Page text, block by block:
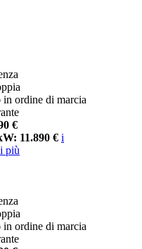
in ordine di marcia
€
11.890 € i
più
in ordine di marcia